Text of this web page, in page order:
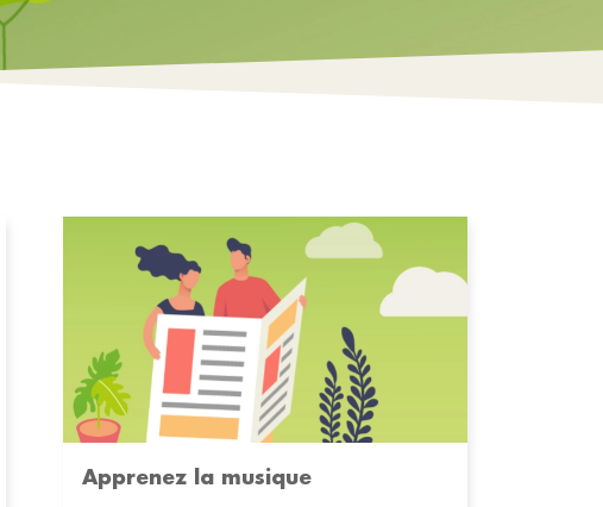
Apprenez la musique